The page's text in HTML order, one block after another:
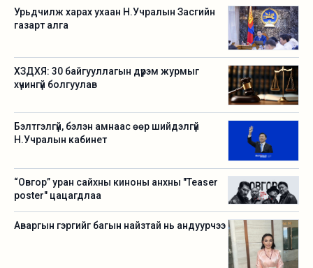
Урьдчилж харах ухаан Н.Учралын Засгийн
газарт алга
ХЗДХЯ: 30 байгууллагын дүрэм журмыг
хүчингүй болгуулав
Бэлтгэлгүй, бэлэн амнаас өөр шийдэлгүй
Н.Учралын кабинет
“Овгор” уран сайхны киноны анхны "Teaser
poster" цацагдлаа
Аваргын гэргийг багын найзтай нь андуурчээ